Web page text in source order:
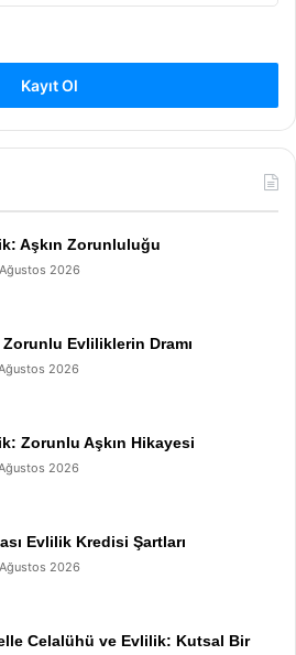
Kayıt Ol
Aşkın Zorunluluğu
2026
Evliliklerin Dramı
2026
Zorunlu Aşkın Hikayesi
2026
Evlilik Kredisi Şartları
2026
Celalühü ve Evlilik: Kutsal Bir